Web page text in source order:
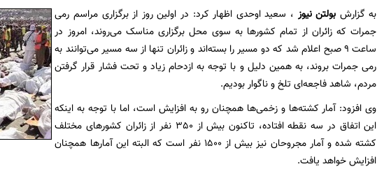
به گزارش بولتن نیوز ، سعید اوحدی اظهار کرد: در اولین روز از برگزاری مراسم رمی
جمرات که زائران از تمام کشورها به سوی محل برگزاری مناسک می‌روند، امروز در
ساعت 9 صبح اعلام شد که دو مسیر را بسته‌اند و زائران تنها از سه مسیر می‌توانند به
رمی جمرات بروند، به همین دلیل و با توجه به ازدحام زیاد و تحت فشار قرار گرفتن
مردم، شاهد فاجعه‌ای تلخ و ناگوار بودیم.
وی افزود: آمار کشته‌ها و زخمی‌ها همچنان رو به افزایش است، اما با توجه به اینکه
این اتفاق در سه نقطه افتاده، تاکنون بیش از 350 نفر از زائران کشورهای مختلف
کشته شده و آمار مجروحان نیز بیش از 1500 نفر است که البته این آمارها همچنان
افزایش خواهد یافت.